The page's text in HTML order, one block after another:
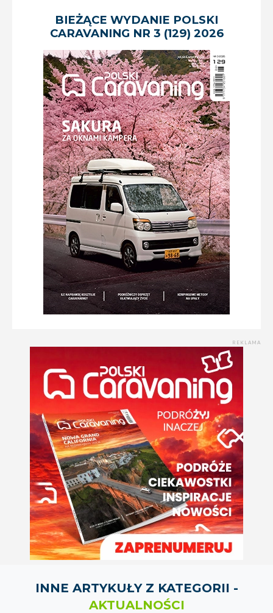
BIEŻĄCE WYDANIE POLSKI
CARAVANING NR 3 (129) 2026
REKLAMA
INNE ARTYKUŁY Z KATEGORII -
AKTUALNOŚCI